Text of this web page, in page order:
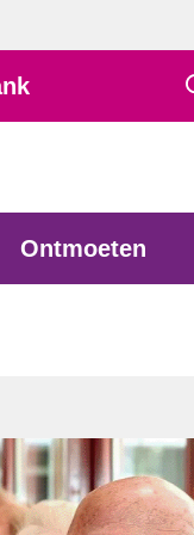
Ontmoeten